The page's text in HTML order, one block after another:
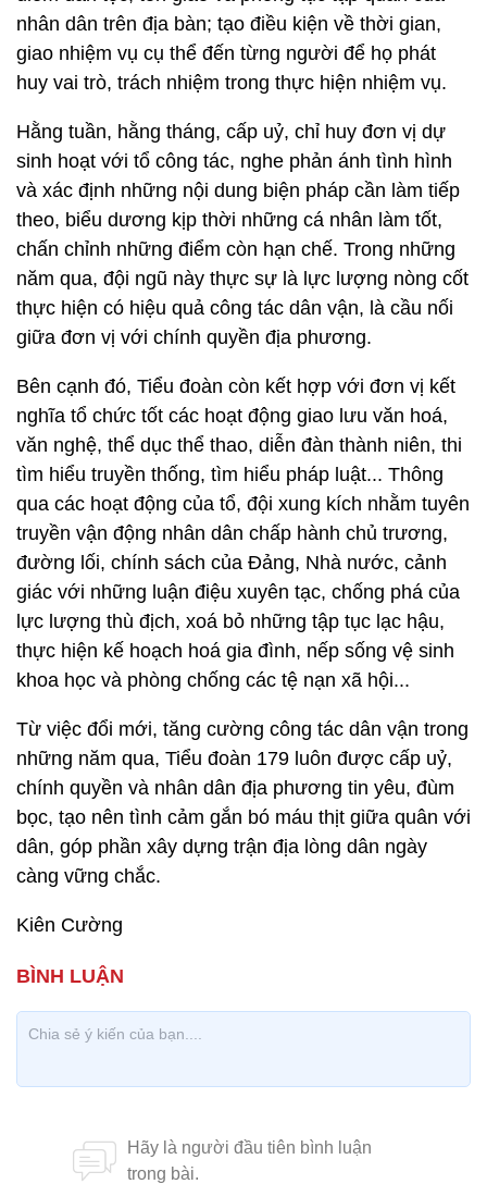
nhân dân trên địa bàn; tạo điều kiện về thời gian,
giao nhiệm vụ cụ thể đến từng người để họ phát
huy vai trò, trách nhiệm trong thực hiện nhiệm vụ.
Hằng tuần, hằng tháng, cấp uỷ, chỉ huy đơn vị dự
sinh hoạt với tổ công tác, nghe phản ánh tình hình
và xác định những nội dung biện pháp cần làm tiếp
theo, biểu dương kịp thời những cá nhân làm tốt,
chấn chỉnh những điểm còn hạn chế. Trong những
năm qua, đội ngũ này thực sự là lực lượng nòng cốt
thực hiện có hiệu quả công tác dân vận, là cầu nối
giữa đơn vị với chính quyền địa phương.
Bên cạnh đó, Tiểu đoàn còn kết hợp với đơn vị kết
nghĩa tổ chức tốt các hoạt động giao lưu văn hoá,
văn nghệ, thể dục thể thao, diễn đàn thành niên, thi
tìm hiểu truyền thống, tìm hiểu pháp luật... Thông
qua các hoạt động của tổ, đội xung kích nhằm tuyên
truyền vận động nhân dân chấp hành chủ trương,
đường lối, chính sách của Đảng, Nhà nước, cảnh
giác với những luận điệu xuyên tạc, chống phá của
lực lượng thù địch, xoá bỏ những tập tục lạc hậu,
thực hiện kế hoạch hoá gia đình, nếp sống vệ sinh
khoa học và phòng chống các tệ nạn xã hội...
Từ việc đổi mới, tăng cường công tác dân vận trong
những năm qua, Tiểu đoàn 179 luôn được cấp uỷ,
chính quyền và nhân dân địa phương tin yêu, đùm
bọc, tạo nên tình cảm gắn bó máu thịt giữa quân với
dân, góp phần xây dựng trận địa lòng dân ngày
càng vững chắc.
Kiên Cường